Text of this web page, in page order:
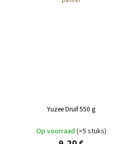
Yuzee Druif 550 g
Op voorraad (>5 stuks)